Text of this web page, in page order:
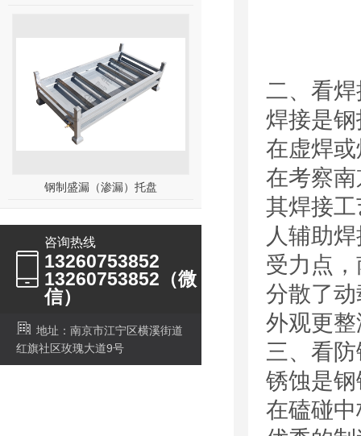
钢制盛漏（渗漏）托盘
咨询热线
13260753852
13260753852（微
信）
地址：南京市江宁区横溪街道
红旗社区玫瑰大道9号
二、看
焊接是
在虚焊
在考察
其焊接
人辅助
受力点
分散了
外观更
三、看
锈蚀是
在磕碰